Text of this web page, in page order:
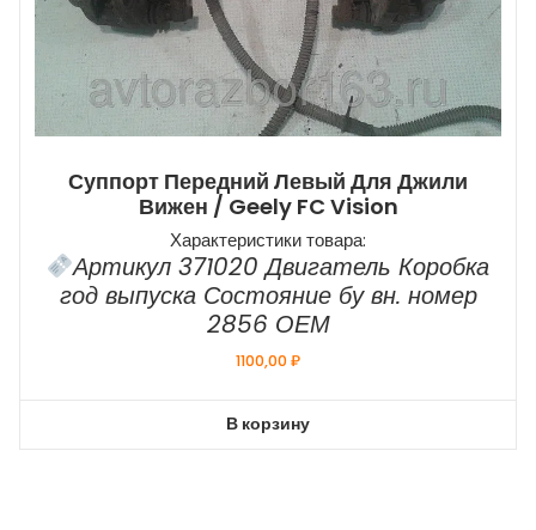
Суппорт Передний Левый Для Джили
Вижен / Geely FC Vision
Характеристики товара:
Артикул 371020 Двигатель Коробка
год выпуска Состояние бу вн. номер
2856 ОЕМ
1100,00₽
В корзину